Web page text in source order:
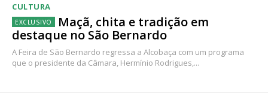
CULTURA
Maçã, chita e tradição em
destaque no São Bernardo
A Feira de São Bernardo regressa a Alcobaça com um programa
que o presidente da Câmara, Hermínio Rodrigues,...